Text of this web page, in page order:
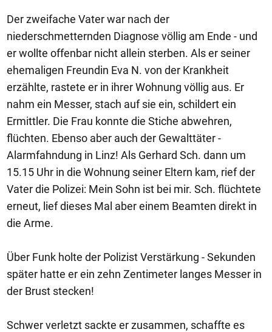
Der zweifache Vater war nach der
niederschmetternden Diagnose völlig am Ende - und
er wollte offenbar nicht allein sterben. Als er seiner
ehemaligen Freundin Eva N. von der Krankheit
erzählte, rastete er in ihrer Wohnung völlig aus. Er
nahm ein Messer, stach auf sie ein, schildert ein
Ermittler. Die Frau konnte die Stiche abwehren,
flüchten. Ebenso aber auch der Gewalttäter -
Alarmfahndung in Linz! Als Gerhard Sch. dann um
15.15 Uhr in die Wohnung seiner Eltern kam, rief der
Vater die Polizei: Mein Sohn ist bei mir. Sch. flüchtete
erneut, lief dieses Mal aber einem Beamten direkt in
die Arme.
Über Funk holte der Polizist Verstärkung - Sekunden
später hatte er ein zehn Zentimeter langes Messer in
der Brust stecken!
Schwer verletzt sackte er zusammen, schaffte es